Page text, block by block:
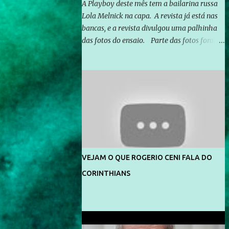
A Playboy deste mês tem a bailarina russa
Lola Melnick na capa. A revista já está nas
bancas, e a revista divulgou uma palhinha
das fotos do ensaio. Parte das fotos foram
divulga capa e primeiras fotos de Lola
Melnick - @aredacao
VEJAM O QUE ROGERIO CENI FALA DO
CORINTHIANS